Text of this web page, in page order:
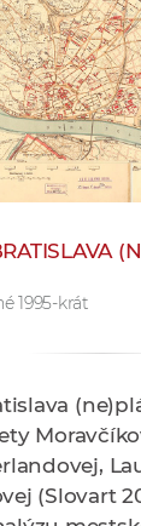
1995-krát
(Slovart